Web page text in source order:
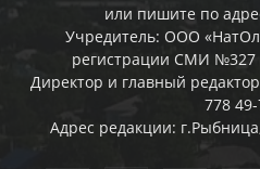
или пишите по
Учредитель: ООО
регистрации СМИ №327
Директор и главный
778
Адрес редакции: